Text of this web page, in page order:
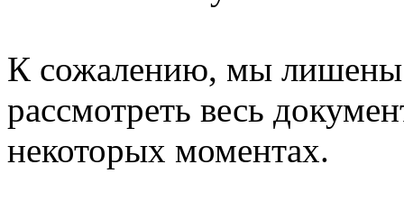
К сожалению, мы лишены
рассмотреть весь
некоторых моментах.